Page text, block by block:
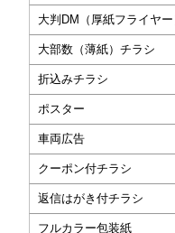
大判DM（厚紙フライヤー
大部数（薄紙）チラシ
折込みチラシ
ポスター
車両広告
クーポン付チラシ
返信はがき付チラシ
フルカラー包装紙